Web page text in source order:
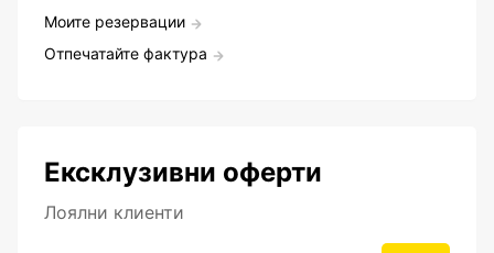
Моите резервации
Отпечатайте фактура
Ексклузивни оферти
Лоялни клиенти